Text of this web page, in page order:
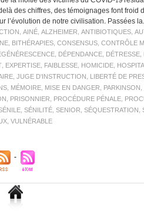
des chiffres, des témoignages font froid
l’évolution de notre civilisation. Passées
, AINÉ, ALZHEIMER, ANTIBIOTIQUES,
, BITHÉRAPIES, CONSENSUS, CONTRÔLE
, DÉPENDANCE, DÉTRESSE,
, EXPERTISE, FAIBLESSE, HOMICIDE,
, JUGE D'INSTRUCTION, LIBERTÉ DE
, MÉMOIRE, MISE EN DANGER, PARKINSON,
, PRISONNIER, PROCÉDURE PÉNALE,
, SÉNILITÉ, SENIOR, SÉQUESTRATION,
, VULNÉRABLE